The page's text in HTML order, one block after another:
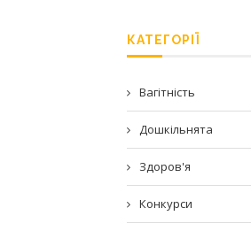
КАТЕГОРІЇ
Вагітність
Дошкільнята
Здоров'я
Конкурси